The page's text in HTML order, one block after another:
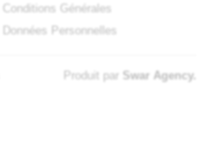
Conditions Générales
Données Personnelles
Produit par Swar Agency.